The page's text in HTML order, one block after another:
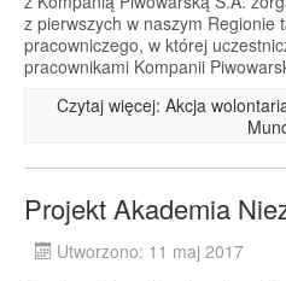
z pierwszych w naszym Regionie
pracowniczego, w której
pracownikami Kompanii
Czytaj więcej: Akcja
Projekt Akademia
Utworzono: 11 maj 2017